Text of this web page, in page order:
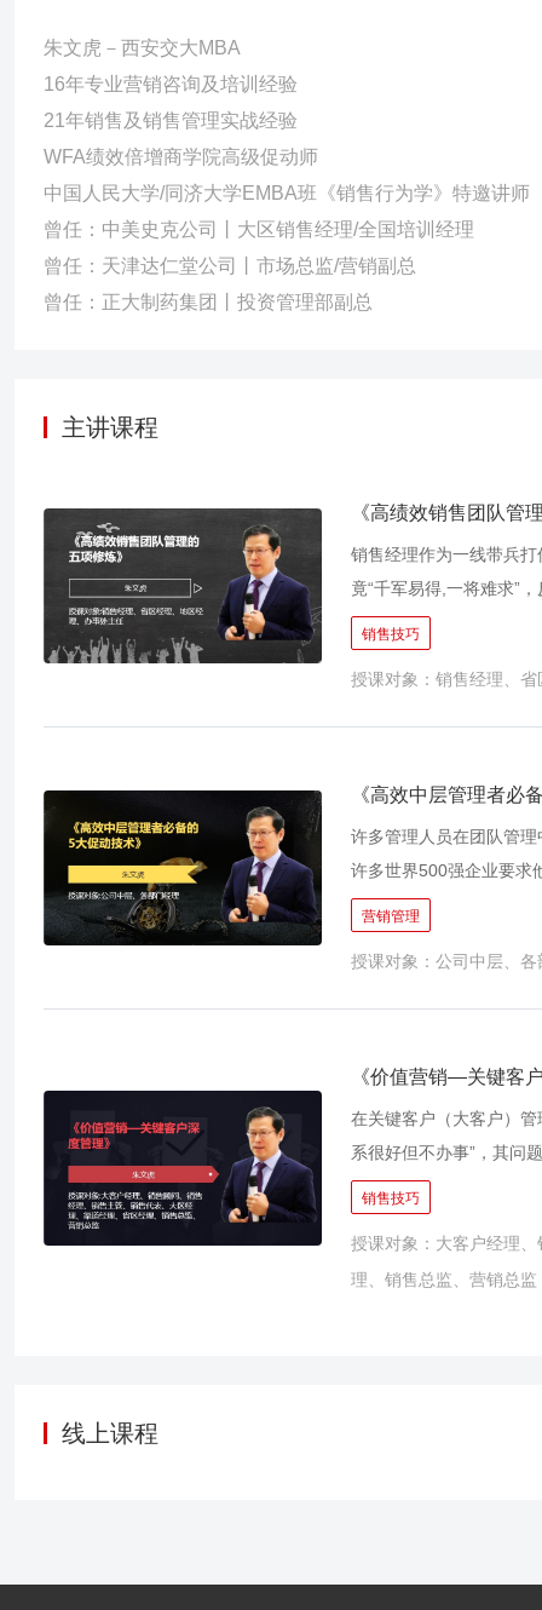
朱文虎－西安交大MBA
16年专业营销咨询及培训经验
21年销售及销售管理实战经验
WFA绩效倍增商学院高级促动师
中国人民大学/同济大学EMBA班《销售行为学》特邀讲师
曾任：中美史克公司丨大区销售经理/全国培训经理
曾任：天津达仁堂公司丨市场总监/营销副总
曾任：正大制药集团丨投资管理部副总
主讲课程
《高绩效销售团队管
销售经理作为一线带兵
竟“千军易得,一将难求”
市场开发成长为高绩效
为重要。 企业对销售经
属、发展下属并激发每
阶段、不同想法需求的
战没问题但挑战在于如
原理、经验背后的规律
切？这就是本次培训的
性及有效性，改变以往
公司业绩整体提升打下坚
销售技巧
授课对象：销售经理、
《高效中层管理者必
许多管理人员在团队管
许多世界500强企业要求
《高效管理者必备的5大
术，重点解决管理者的
能力。通过切近身边的
出切实可行的计划方案
营销管理
授课对象：公司中层、各
《价值营销—关键客
在关键客户（大客户）
系很好但不办事”，其问
客观公正的标准，就只
避免； 还有，“好的客户
验之所以能复制，其实
经验的“认知框架”才是
销售技巧
授课对象：大客户经理
理、销售总监、营销总监
线上课程